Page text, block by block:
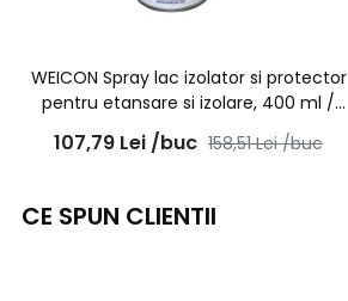
WEICON Spray lac izolator si protector
pentru etansare si izolare, 400 ml /
10059805
107,79 Lei /buc 158,51Lei /buc
CE SPUN CLIENTII